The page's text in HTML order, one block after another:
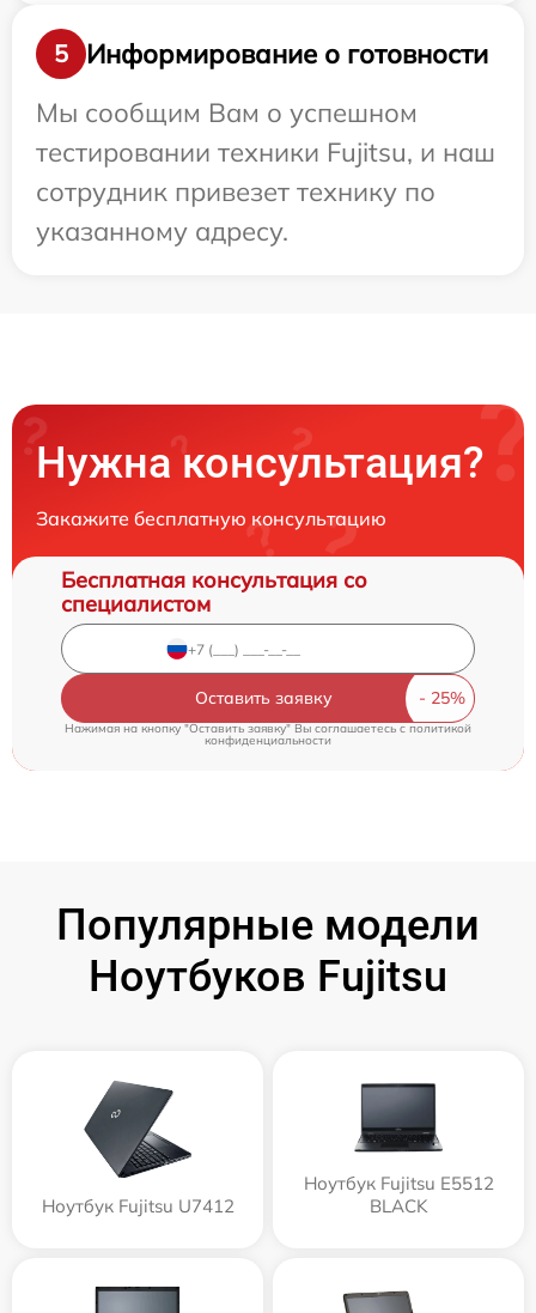
5
Информирование о готовности
Мы сообщим Вам о успешном
тестировании техники Fujitsu, и наш
сотрудник привезет технику по
указанному адресу.
Нужна консультация?
Закажите бесплатную консультацию
Бесплатная консультация со
специалистом
Оставить заявку
Нажимая на кнопку "Оставить заявку" Вы соглашаетесь c политикой
конфиденциальности
Популярные модели
Ноутбуков Fujitsu
Ноутбук Fujitsu U7412
Ноутбук Fujitsu E5512
BLACK